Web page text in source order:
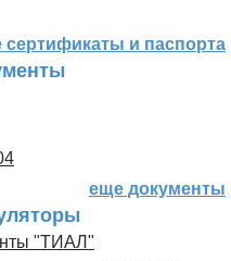
сертификаты и паспорта
еще документы
"ТИАЛ"